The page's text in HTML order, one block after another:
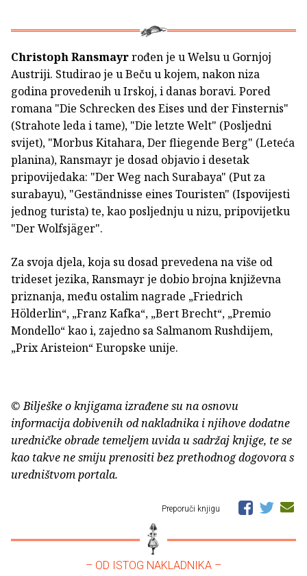
Christoph Ransmayrrođen je u Welsu u Gornjoj
Austriji. Studirao je u Beču u kojem, nakon niza
godina provedenih u Irskoj, i danas boravi. Pored
romana "Die Schrecken des Eises und der Finsternis"
(Strahote leda i tame), "Die letzte Welt" (Posljedni
svijet), "Morbus Kitahara, Der fliegende Berg" (Leteća
planina), Ransmayr je dosad objavio i desetak
pripovijedaka: "Der Weg nach Surabaya" (Put za
surabayu), "Geständnisse eines Touristen" (Ispovijesti
jednog turista) te, kao posljednju u nizu, pripovijetku
"Der Wolfsjäger".
Za svoja djela, koja su dosad prevedena na više od
trideset jezika, Ransmayr je dobio brojna književna
priznanja, među ostalim nagrade „Friedrich
Hölderlin“, „Franz Kafka“, „Bert Brecht“, „Premio
Mondello“ kao i, zajedno sa Salmanom Rushdijem,
„Prix Aristeion“ Europske unije.
© Bilješke o knjigama izrađene su na osnovu
informacija dobivenih od nakladnika i njihove dodatne
uredničke obrade temeljem uvida u sadržaj knjige, te se
kao takve ne smiju prenositi bez prethodnog dogovora s
uredništvom portala.
Preporuči knjigu
– OD ISTOG NAKLADNIKA –